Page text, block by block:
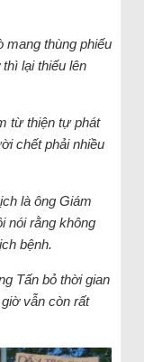
mang thùng phiếu
lại thiếu lên
từ thiện tự phát
chết phải nhiều
là ông Giám
nói rằng không
bệnh.
Tấn bỏ thời gian
vẫn còn rất